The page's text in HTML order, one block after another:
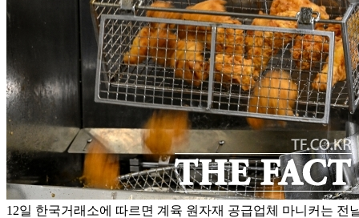
12일 한국거래소에 따르면 계육 원자재 공급업체 마니커는 전